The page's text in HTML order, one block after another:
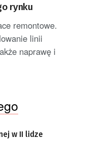
rynku
remontowe.
linii
naprawę i
w II lidze